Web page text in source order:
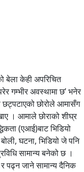
बेला केही अपरिचित
गम्भीर अवस्थामा छ’ भनेर
छोरोले आमासँग
। आमाले छोराको शीघ्र
(एआई)बाट भिडियो
घटना, भिडियो जे पनि
सामान्य बनेको छ ।
पढ्न जाने सामान्य दैनिक